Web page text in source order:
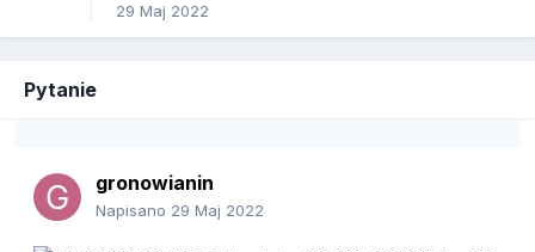
29 Maj 2022
Pytanie
gronowianin
Napisano 29 Maj 2022